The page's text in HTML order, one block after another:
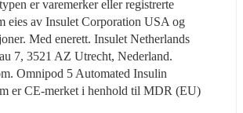
er varemerker eller registrerte
eies av Insulet Corporation USA og
Med enerett. Insulet Netherlands
7, 3521 AZ Utrecht, Nederland.
Omnipod 5 Automated Insulin
er CE-merket i henhold til MDR (EU)